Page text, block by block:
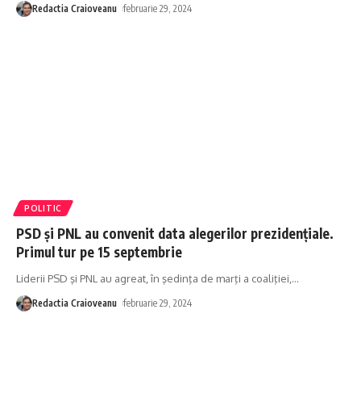
Redactia Craioveanu februarie 29, 2024
POLITIC
PSD și PNL au convenit data alegerilor prezidențiale.
Primul tur pe 15 septembrie
Liderii PSD şi PNL au agreat, în şedinţa de marţi a coaliţiei, …
Redactia Craioveanu februarie 29, 2024